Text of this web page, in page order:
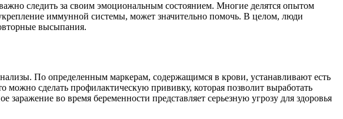
следить за своим эмоциональным состоянием. Многие делятся опытом
иммунной системы, может значительно помочь. В целом, люди
высыпания.
По определенным маркерам, содержащимся в крови, устанавливают есть
можно сделать профилактическую прививку, которая позволит выработать
во время беременности представляет серьезную угрозу для здоровья